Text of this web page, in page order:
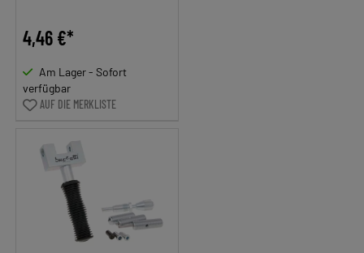
4,46 €*
Am Lager - Sofort
verfügbar
AUF DIE MERKLISTE